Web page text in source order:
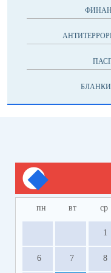
пн вт ср
1
6 7 8